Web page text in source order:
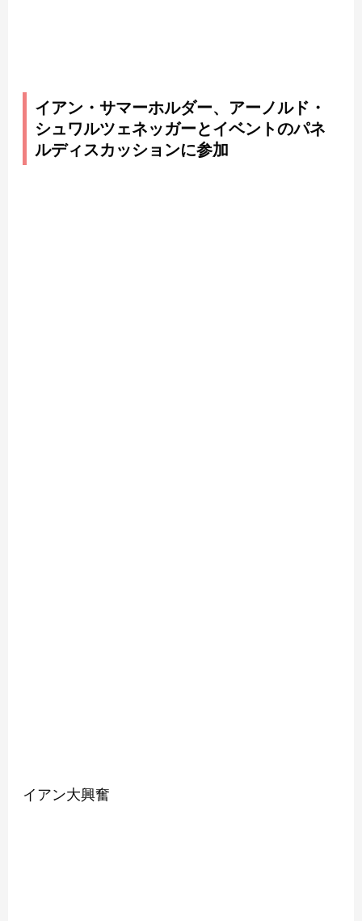
イアン・サマーホルダー、アーノルド・
シュワルツェネッガーとイベントのパネ
ルディスカッションに参加
イアン大興奮